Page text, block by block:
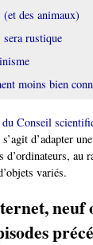
(et des animaux)
sera rustique
moins bien
Conseil
d’adapter
d’ordinateurs, au
variés.